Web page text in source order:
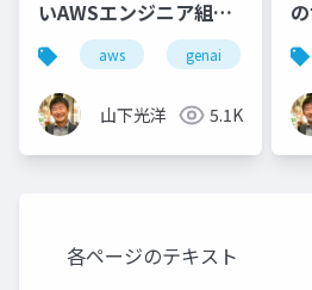
いAWSエンジニア組織
になるための教育プラ
ン
aws genai
山下光洋 5.1K
め
各ページのテキスト